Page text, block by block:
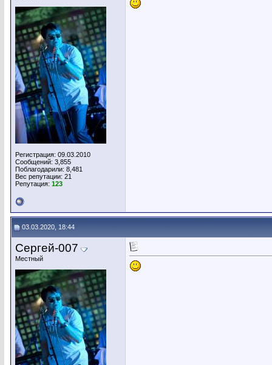
Регистрация: 09.03.2010
Сообщений: 3,855
Поблагодарили: 8,481
Вес репутации: 21
Репутация: 123
03.03.2020, 18:44
Сергей-007
Местный